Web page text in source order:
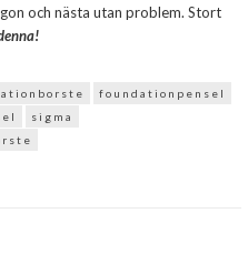
och nästa utan problem. Stort
foundationpensel
sigma